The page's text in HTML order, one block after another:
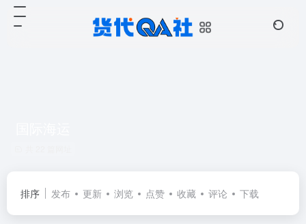
排序 发布 更新 浏览 点赞 收藏 评论 下载